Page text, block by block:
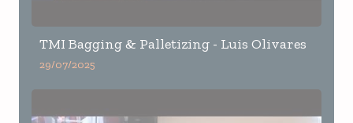
TMI Bagging & Palletizing - Luis Olivares
29/07/2025